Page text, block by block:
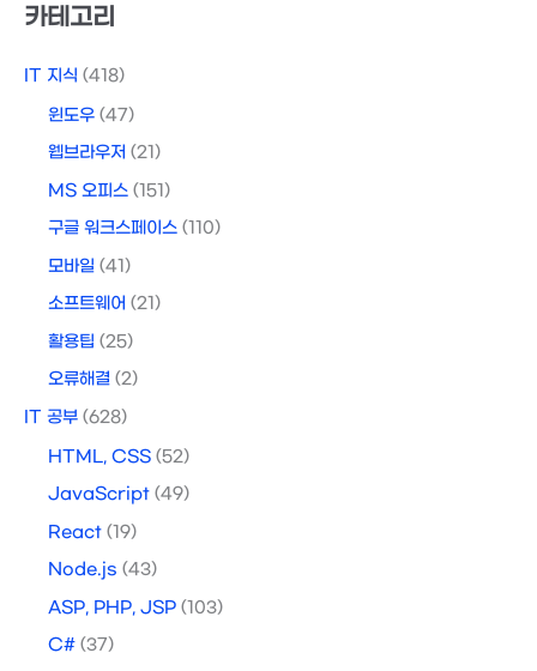
상
카테고리
IT 지식 (418)
윈도우 (47)
웹브라우저 (21)
MS 오피스 (151)
구글 워크스페이스 (110)
모바일 (41)
소프트웨어 (21)
활용팁 (25)
오류해결 (2)
IT 공부 (628)
HTML, CSS (52)
JavaScript (49)
React (19)
Node.js (43)
ASP, PHP, JSP (103)
C# (37)